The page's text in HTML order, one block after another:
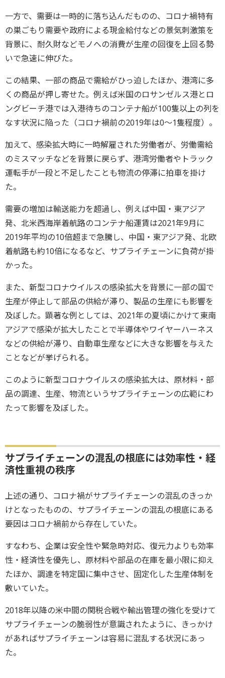
一方で、需要は一時的に落ち込んだものの、コロナ禍特有
の巣ごもり需要や政府による現金給付などの景気刺激策を
背景に、耐久財などモノへの消費が生産の回復を上回る勢
いで急速に伸びた。
この結果、一部の商品で需給がひっ迫したほか、港湾に多
くの商品が押し寄せた。例えば米国のロサンゼルス港とロ
ングビーチ港では入港待ちのコンテナ船が100隻以上の列を
なす状況に陥った（コロナ禍前の2019年は0～1隻程度）。
加えて、感染拡大時に一時解雇された労働者が、労働需給
のミスマッチなどを背景に戻らず、港湾労働者やトラック
運転手が一段と不足したことも物流の停滞に拍車を掛け
た。
需要の増加は輸送能力を超過し、例えば中国・東アジア
発、北米西海岸着航路のコンテナ船運賃は2021年9月に
2019年平均の10倍超まで急騰し、中国・東アジア発、北欧
着航路も約10倍になるなど、サプライチェーンに負荷が掛
かった。
また、新型コロナウイルスの感染拡大を背景に一部の国で
生産が停止して部品の供給が滞り、製品の生産にも影響を
及ぼした。顕著な例としては、2021年の夏頃にかけて東南
アジアで感染が拡大したことで半導体やワイヤーハーネス
などの供給が滞り、自動車生産などに大きな影響を与えた
ことなどが挙げられる。
このように新型コロナウイルスの感染拡大は、原材料・部
品の調達、生産、物流というサプライチェーンの広範にわ
たって影響を及ぼした。
サプライチェーンの混乱の根底には効率性・経
済性重視の秩序
上述の通り、コロナ禍がサプライチェーンの混乱のきっか
けとなったものの、サプライチェーンの混乱の根底にある
要因はコロナ禍前から存在していた。
すなわち、企業は安全性や緊急時対応、復元力よりも効率
性・経済性を優先し、原材料や部品の在庫を最小限に抑え
たほか、調達を特定国に集中させ、固定化した生産体制を
敷いていた。
2018年以降の米中間の関税合戦や輸出管理の強化を受けて
サプライチェーンの脆弱性が意識されたように、きっかけ
があればサプライチェーンは容易に混乱する状況にあっ
た。